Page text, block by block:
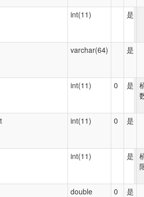
int(11) 是
varchar(64) 是
int(11) 0 是
int(11) 0 是
int(11) 是
double 0 是